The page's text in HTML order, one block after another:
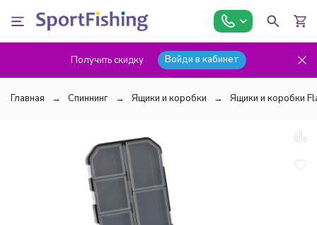
Получить скидку Войди в кабинет
Главная Спиннинг Ящики и коробки Ящики и коробки